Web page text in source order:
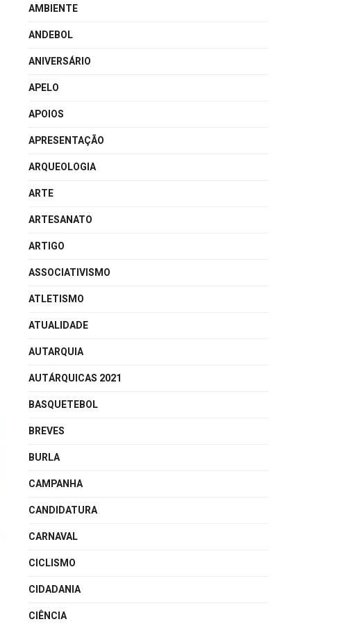
AMBIENTE
ANDEBOL
ANIVERSÁRIO
APELO
APOIOS
APRESENTAÇÃO
ARQUEOLOGIA
ARTE
ARTESANATO
ARTIGO
ASSOCIATIVISMO
ATLETISMO
ATUALIDADE
AUTARQUIA
AUTÁRQUICAS 2021
BASQUETEBOL
BREVES
BURLA
CAMPANHA
CANDIDATURA
CARNAVAL
CICLISMO
CIDADANIA
CIÊNCIA